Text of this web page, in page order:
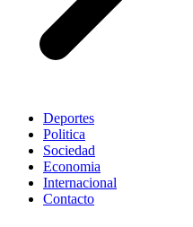
Deportes
Politica
Sociedad
Economia
Internacional
Contacto